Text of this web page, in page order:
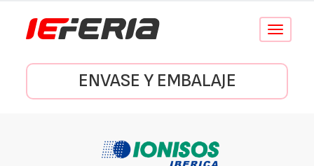
Conmutar
ENVASE Y EMBALAJE